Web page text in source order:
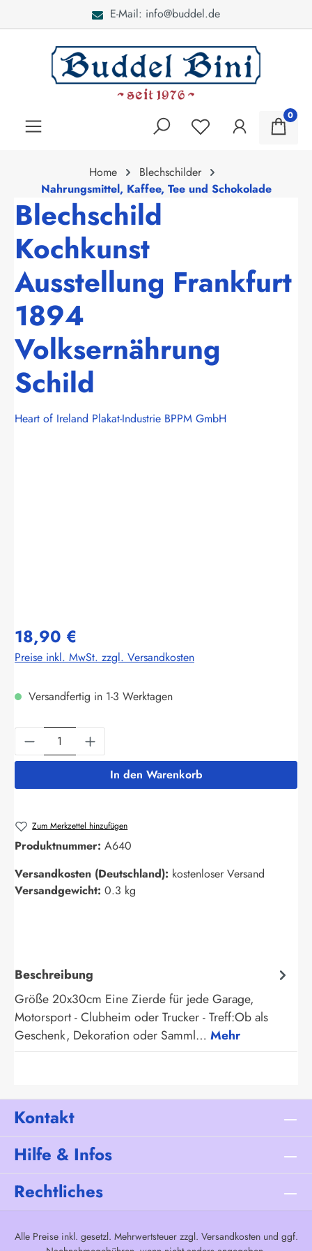
E-Mail: info@buddel.de
0
Home
Blechschilder
Nahrungsmittel, Kaffee, Tee und Schokolade
Blechschild
Kochkunst
Ausstellung Frankfurt
1894
Volksernährung
Schild
Heart of Ireland Plakat-Industrie BPPM GmbH
18,90 €
Preise inkl. MwSt. zzgl. Versandkosten
Versandfertig in 1-3 Werktagen
Produkt Anzahl: Gib den gewünschten
In den Warenkorb
Zum Merkzettel hinzufügen
Produktnummer: A640
Versandkosten (Deutschland): kostenloser Versand
Versandgewicht: 0.3 kg
Beschreibung
Größe 20x30cm Eine Zierde für jede Garage,
Motorsport - Clubheim oder Trucker - Treff:Ob als
Geschenk, Dekoration oder Samml… Mehr
Kontakt
Hilfe & Infos
Rechtliches
Alle Preise inkl. gesetzl. Mehrwertsteuer zzgl. Versandkostenund ggf.